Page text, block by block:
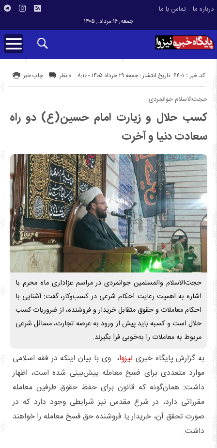
درباره ما تماس با ما
جمعه, ۱۶ مرداد , ۱۴۰۵
تاریخ انتشار : جمعه ۲۹ خرداد ۱۴۰۵ - ۸:۱۰ کد خبر : 6401 چاپ خبر ۰ نظر
حجت‌الاسلام جوانمردی:
کسب حلال و زیارت امام حسین(ع) دو راه
سعادت دنیا و آخرت
حجت‌الاسلام والمسلمین جوانمردی در مراسم عزاداری ماه محرم با
اشاره به اهمیت رعایت احکام شرعی در کسب‌وکار، گفت: آشنایی با
احکام معاملات و حقوق متقابل خریدار و فروشنده، از ضروریات کسب
حلال است و کسبه باید پیش از ورود به عرصه تجارت، مسائل شرعی
مربوط به معاملات را به‌خوبی فرا بگیرند.
به گزارش پایگاه خبرینیزوا، وی با بیان اینکه در فقه اسلامی
موارد متعددی برای فسخ معامله پیش‌بینی شده است، اظهار
داشت: همان‌گونه که قانون برای حفظ حقوق طرفین معامله
مقرراتی دارد، در شرع مقدس نیز شرایطی وجود دارد که در
صورت تحقق آن، خریدار یا فروشنده حق فسخ معامله را خواهند
داشت.